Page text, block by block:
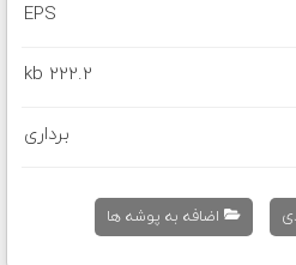
EPS
222.2 kb
برداری
اضافه به پوشه ها